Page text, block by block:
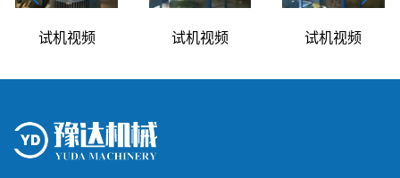
试机视频 试机视频 试机视频